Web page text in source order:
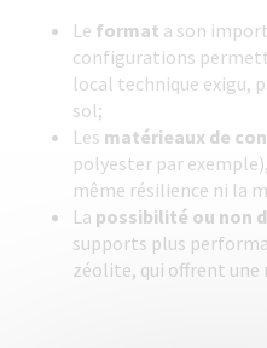
Le format a son
configurations
local technique exigu,
sol;
Les matérieaux de
polyester par
même résilience ni la
La possibilité ou non
supports plus
zéolite, qui offrent